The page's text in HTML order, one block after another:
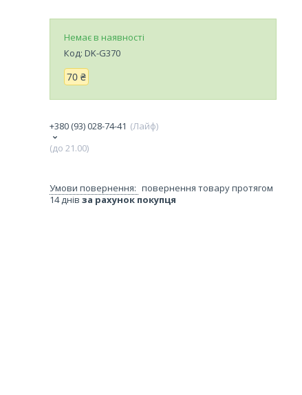
Немає в наявності
Код: DK-G370
70 ₴
+380 (93) 028-74-41
Лайф
(до 21.00)
повернення товару протягом
14 днів за рахунок покупця